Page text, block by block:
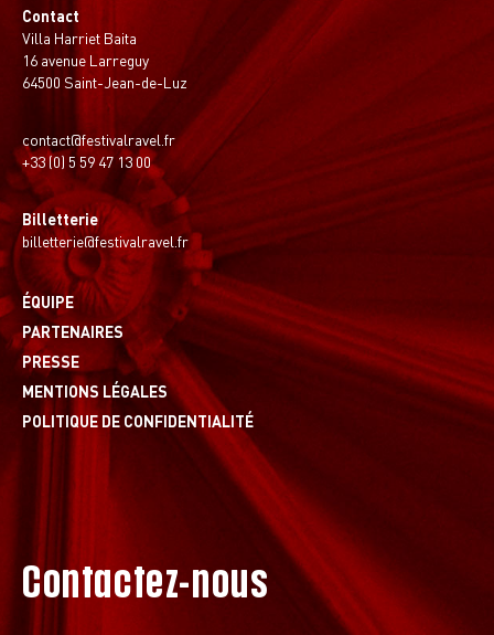
Contact
Villa Harriet Baita
16 avenue Larreguy
64500 Saint-Jean-de-Luz
contact@festivalravel.fr
+33 (0) 5 59 47 13 00
Billetterie
billetterie@festivalravel.fr
ÉQUIPE
PARTENAIRES
PRESSE
MENTIONS LÉGALES
POLITIQUE DE CONFIDENTIALITÉ
Contactez-nous